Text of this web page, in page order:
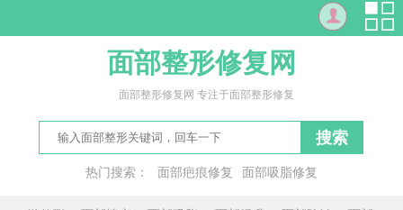
面部整形修复网
面部整形修复网 专注于面部整形修复
搜索
热门搜索： 面部疤痕修复
面部吸脂修复